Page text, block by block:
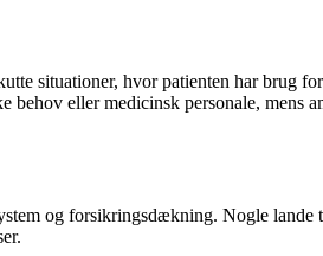
situationer, hvor patienten har brug
eller medicinsk personale, mens
og forsikringsdækning. Nogle lande